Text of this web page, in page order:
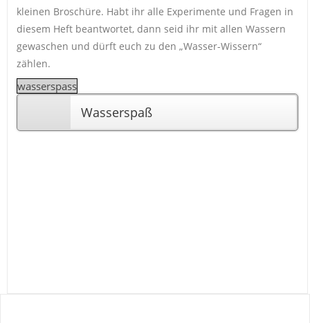
kleinen Broschüre. Habt ihr alle Experimente und Fragen in
diesem Heft beantwortet, dann seid ihr mit allen Wassern
gewaschen und dürft euch zu den „Wasser-Wissern“
zählen.
wasserspass
Wasserspaß